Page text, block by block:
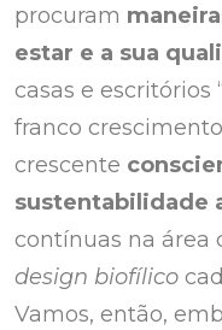
procuram
estar e a sua
casas e escritórios
franco
crescente
sustentabilidade
contínuas na área
design biofílico
Vamos, então,